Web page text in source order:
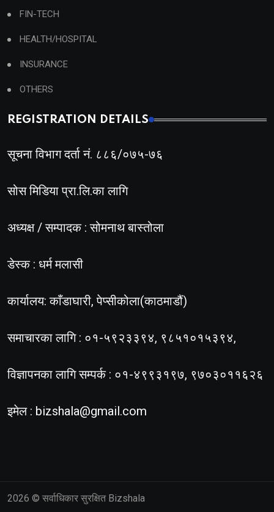
FIN-TECH
HEALTH/HOSPITAL
INSURANCE
OTHERS
REGISTRATION DETAILS
सूचना विभाग दर्ता नं. ८८६/०७५-७६
सोस मिडिया प्रा.लि.का लागि
अध्यक्ष / सम्पादक : सोमनाथ बास्तोला
डेस्क : धर्म मलासी
कार्यालय: काँडाघारी, पेप्सीकोला(काठमाडौं)
समाचारका लागि : ०१-५९२३३९४, ९८५१०१५३९४,
विज्ञापनका लागि सम्पर्क : ०१-४९९३१९७, ९७०३०११६२६
इमेल : bizshala@gmail.com
2026 © सर्वाधिकार सुरक्षित Bizshala